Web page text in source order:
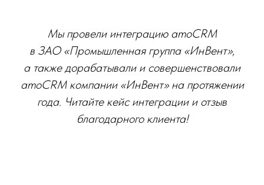
Мы провели интеграцию amoCRM
в ЗАО «Промышленная группа «ИнВент»,
а также дорабатывали и совершенствовали
amoCRM компании «ИнВент» на протяжении
года. Читайте кейс интеграции и отзыв
благодарного клиента!